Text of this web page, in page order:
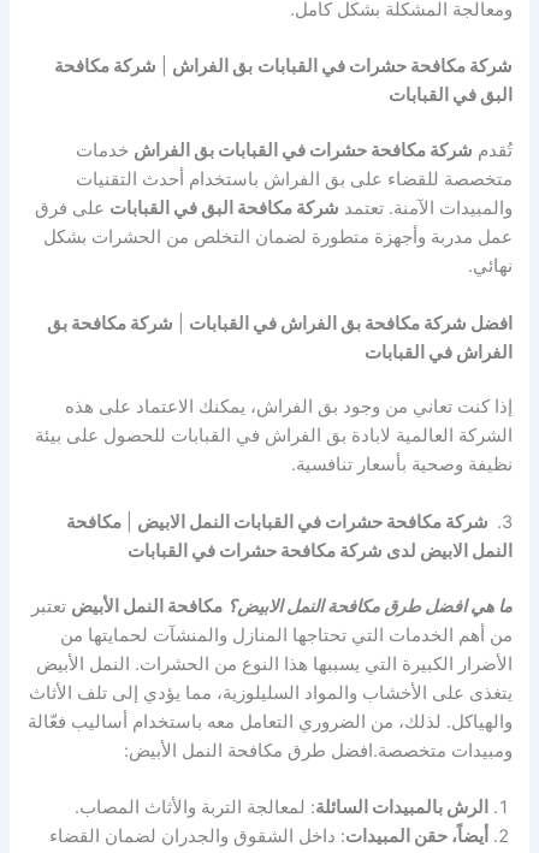
ومعالجة المشكلة بشكل كامل.
شركة مكافحة حشرات في القبابات بق الفراش
شركة مكافحة
البق في القبابات
تُقدم شركة مكافحة حشرات في القبابات بق الفراش خدمات
متخصصة للقضاء على بق الفراش باستخدام أحدث التقنيات
والمبيدات الآمنة. تعتمد شركة مكافحة البق في القبابات على فرق
عمل مدربة وأجهزة متطورة لضمان التخلص من الحشرات بشكل
نهائي.
افضل شركة مكافحة بق الفراش في القبابات
شركة مكافحة بق
الفراش في القبابات
إذا كنت تعاني من وجود بق الفراش، يمكنك الاعتماد على هذه
الشركة العالمية لابادة بق الفراش في القبابات للحصول على بيئة
نظيفة وصحية بأسعار تنافسية.
3. شركة مكافحة حشرات في القبابات النمل الابيض |مكافحة
النمل الابيض لدى شركة مكافحة حشرات في القبابات
ما هي افضل طرق مكافحة النمل الابيض؟ مكافحة النمل الأبيض تعتبر
من أهم الخدمات التي تحتاجها المنازل والمنشآت لحمايتها من
الأضرار الكبيرة التي يسببها هذا النوع من الحشرات. النمل الأبيض
يتغذى على الأخشاب والمواد السليلوزية، مما يؤدي إلى تلف الأثاث
والهياكل. لذلك، من الضروري التعامل معه باستخدام أساليب فعّالة
ومبيدات متخصصة.افضل طرق مكافحة النمل الأبيض:
الرش بالمبيدات السائلة: لمعالجة التربة والأثاث المصاب.
أيضاً، حقن المبيدات: داخل الشقوق والجدران لضمان القضاء